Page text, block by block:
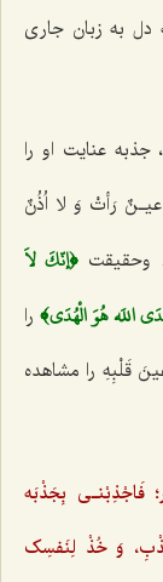
به زبان جاری
جذبه عنایت او را
عیـنٌ رَأتْ وَ لا اُذُنٌ‌
وحقیقت﴿إنّكَ لاَ
اللَه هُوَ‌ الْهُدَي﴾ را
قَلْبِهِ را مشاهده
فَاجْذِبْنـی بِجَذْبَه
وَ‌ خُذْ لِنَفسِک‌